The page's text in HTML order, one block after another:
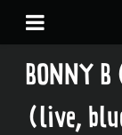
BONNY
(live,